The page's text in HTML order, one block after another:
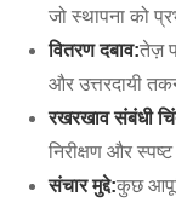
जो स्थापना को
वितरण दबाव:तेज़
और उत्तरदायी
रखरखाव संबंधी
निरीक्षण और
संचार मुद्दे:कुछ